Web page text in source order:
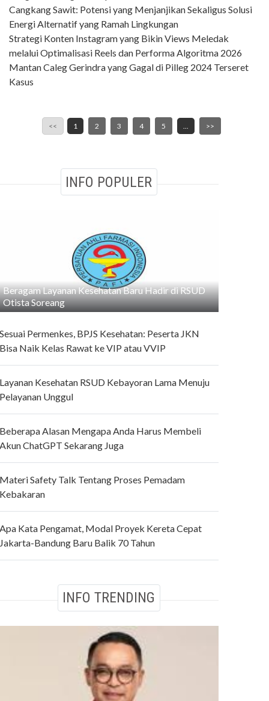
Cangkang Sawit: Potensi yang Menjanjikan Sekaligus Solusi
Energi Alternatif yang Ramah Lingkungan
Strategi Konten Instagram yang Bikin Views Meledak
melalui Optimalisasi Reels dan Performa Algoritma 2026
Mantan Caleg Gerindra yang Gagal di Pilleg 2024 Terseret
Kasus
<< 1 2 3 4 5 ... >>
INFO POPULER
Beragam Layanan Kesehatan Baru Hadir di RSUD
Otista Soreang
Permenkes, BPJS Kesehatan: Peserta JKN
Naik Kelas Rawat ke VIP atau VVIP
Kesehatan RSUD Kebayoran Lama Menuju
Unggul
Alasan Mengapa Anda Harus Membeli
ChatGPT Sekarang Juga
Safety Talk Tentang Proses Pemadam
Kata Pengamat, Modal Proyek Kereta Cepat
Bandung Baru Balik 70 Tahun
INFO TRENDING